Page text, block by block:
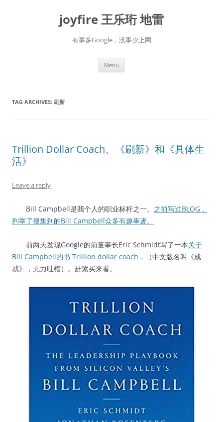
joyfire 王乐珩 地雷
有事多Google，没事少上网
Menu
TAG ARCHIVES: 刷新
Trillion Dollar Coach、《刷新》和《具体生
活》
Leave a reply
Bill Campbell是我个人的职业标杆之一。 之前写过BLOG，
列举了搜集到的Bill Campbell众多有趣事迹。
前两天发现Google的前董事长Eric Schmidt写了一本关于
Bill Campbell的书 Trillion dollar coach ，（中文版名叫《成
就》，无力吐槽）。赶紧买来看。